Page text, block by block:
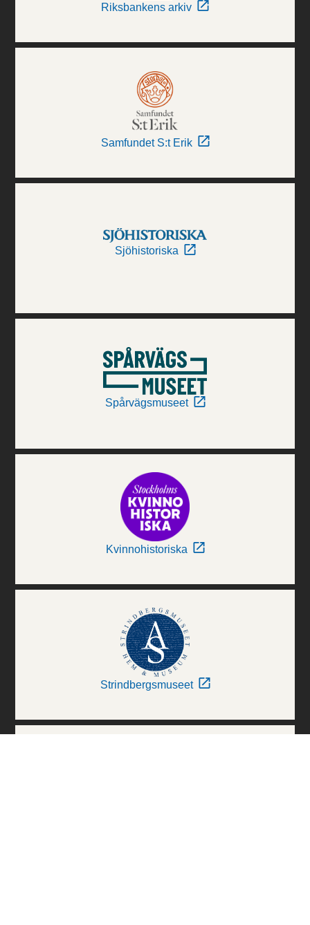
Riksbankens arkiv
Samfundet S:t Erik
Sjöhistoriska
Spårvägsmuseet
Kvinnohistoriska
Strindbergsmuseet